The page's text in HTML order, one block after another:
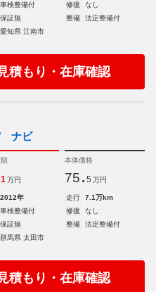
車検整備付 修復
なし
保証無 整備
法定整備付
愛知県 江南市
積もり・在庫確認
ナビ
1 万円
本体価格
75. 5 万円
2012年 走行
7.1万km
車検整備付 修復
なし
保証無 整備
法定整備付
群馬県 太田市
積もり・在庫確認